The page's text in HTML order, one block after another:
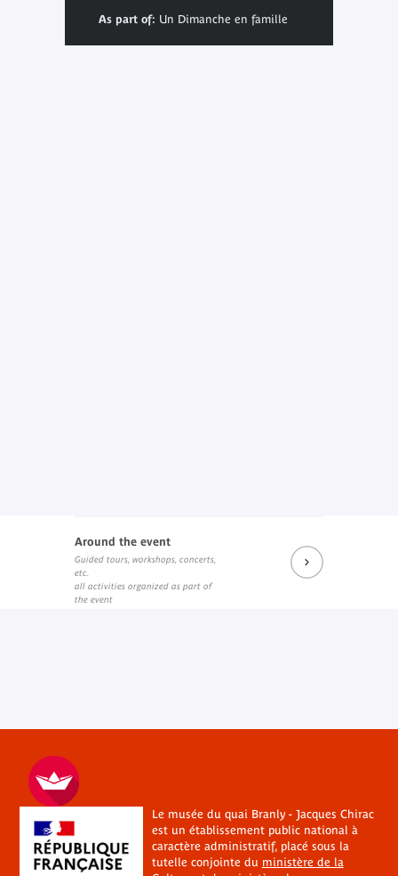
As part of: Un Dimanche en famille
Around the event
Guided tours, workshops, concerts,
etc.
all activities organized as part of
the event
Le musée du quai Branly - Jacques Chirac
est un établissement public national à
caractère administratif, placé sous la
tutelle conjointe du ministère de la